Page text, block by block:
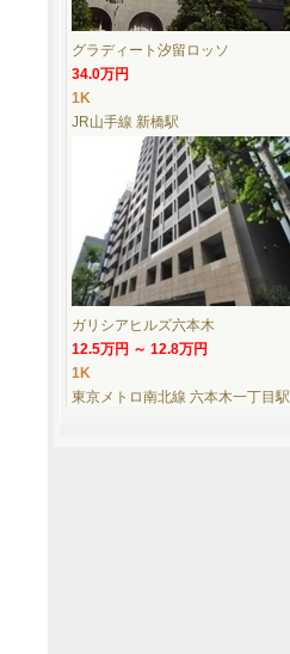
グラディート汐留ロッソ
34.0万円
1K
JR山手線 新橋駅
ガリシアヒルズ六本木
12.5万円 ～ 12.8万円
1K
東京メトロ南北線 六本木一丁目駅